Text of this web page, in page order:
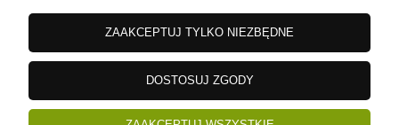
DOSTAWA I PŁATNOŚCI
GWARANCJE I ZWROTY
ZAAKCEPTUJ TYLKO NIEZBĘDNE
DOSTOSUJ ZGODY